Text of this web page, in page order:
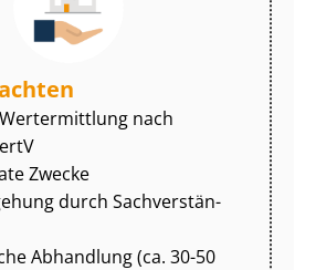
nach
Zwecke
durch Sach­ver­stän­
Abhandlung (ca. 30-50